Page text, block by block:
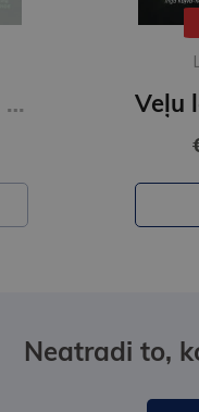
Mate : the highly anticipated companion novel to Bride from the author of The Love Hypothesis
Neatradi to,